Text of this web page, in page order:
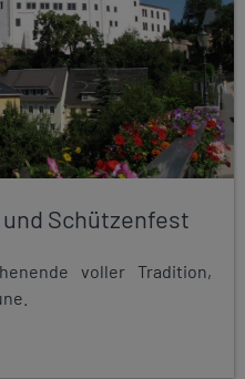
Schützenfest
voller Tradition,